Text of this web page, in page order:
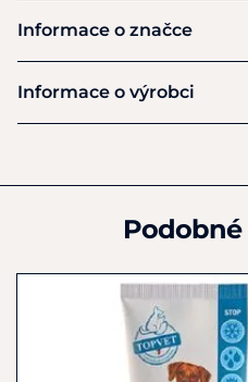
Informace o značce
Hunter
Informace o výrobci
Mittelbreede 5
+49 (0) 521 16399-740
info@hunter.de